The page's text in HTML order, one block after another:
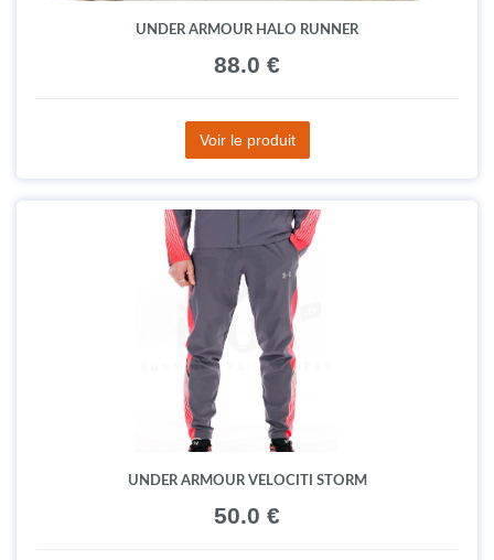
UNDER ARMOUR HALO RUNNER
88.0 €
Voir le produit
UNDER ARMOUR VELOCITI STORM
50.0 €